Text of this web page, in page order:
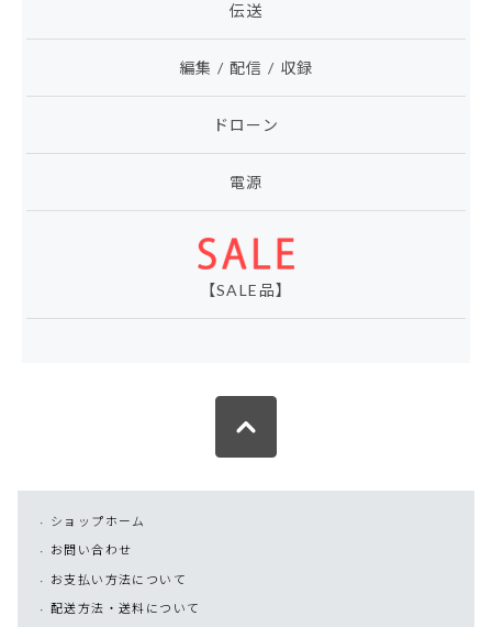
伝送
編集 / 配信 / 収録
ドローン
電源
【SALE品】
ショップホーム
お問い合わせ
お支払い方法について
配送方法・送料について